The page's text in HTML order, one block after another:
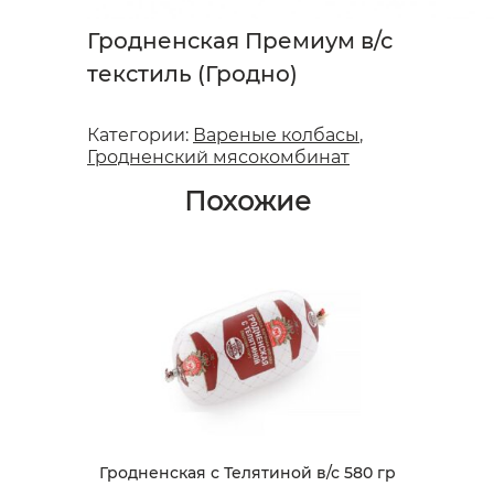
Гродненская Премиум в/с
текстиль (Гродно)
Категории: Вареные колбасы,
Гродненский мясокомбинат
Похожие
Гродненская с Телятиной в/с 580 гр